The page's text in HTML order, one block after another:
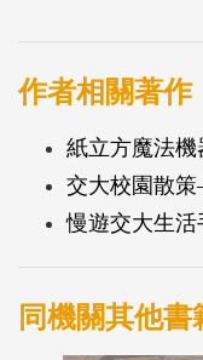
作者相關著作
紙立方魔法
交大校園散
慢遊交大生活
同機關其他書